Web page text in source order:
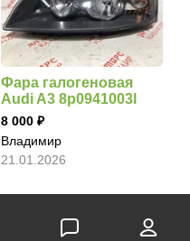
Фара галогеновая
Audi A3 8p0941003l
8 000
Владимир
21.01.2026